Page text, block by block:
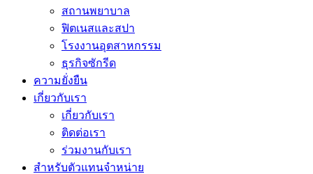
สถานพยาบาล
ฟิตเนสและสปา
โรงงานอุตสาหกรรม
ธุรกิจซักรีด
ความยั่งยืน
เกี่ยวกับเรา
เกี่ยวกับเรา
ติดต่อเรา
ร่วมงานกับเรา
สำหรับตัวแทนจำหน่าย